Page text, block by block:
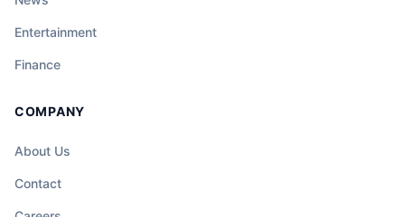
Entertainment
Finance
COMPANY
About Us
Contact